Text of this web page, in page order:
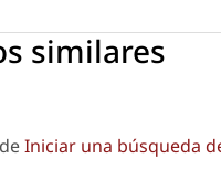
similares
Iniciar una búsqueda